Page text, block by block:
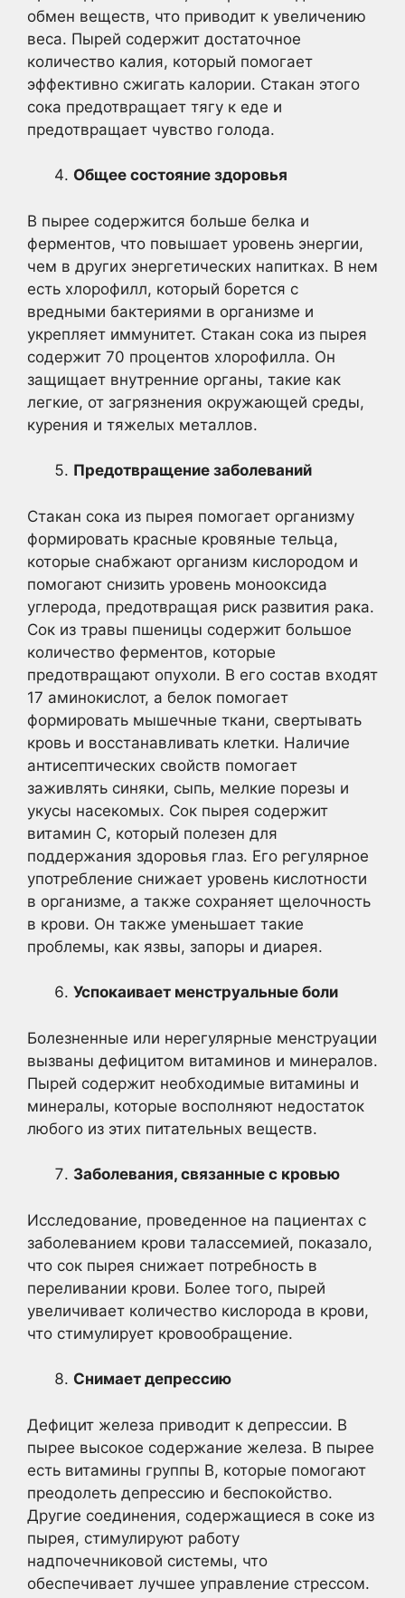
обмен веществ, что приводит к увеличению
веса. Пырей содержит достаточное
количество калия, который помогает
эффективно сжигать калории. Стакан этого
сока предотвращает тягу к еде и
предотвращает чувство голода.
Общее состояние здоровья
В пырее содержится больше белка и
ферментов, что повышает уровень энергии,
чем в других энергетических напитках. В нем
есть хлорофилл, который борется с
вредными бактериями в организме и
укрепляет иммунитет. Стакан сока из пырея
содержит 70 процентов хлорофилла. Он
защищает внутренние органы, такие как
легкие, от загрязнения окружающей среды,
курения и тяжелых металлов.
Предотвращение заболеваний
Стакан сока из пырея помогает организму
формировать красные кровяные тельца,
которые снабжают организм кислородом и
помогают снизить уровень монооксида
углерода, предотвращая риск развития рака.
Сок из травы пшеницы содержит большое
количество ферментов, которые
предотвращают опухоли. В его состав входят
17 аминокислот, а белок помогает
формировать мышечные ткани, свертывать
кровь и восстанавливать клетки. Наличие
антисептических свойств помогает
заживлять синяки, сыпь, мелкие порезы и
укусы насекомых. Сок пырея содержит
витамин С, который полезен для
поддержания здоровья глаз. Его регулярное
употребление снижает уровень кислотности
в организме, а также сохраняет щелочность
в крови. Он также уменьшает такие
проблемы, как язвы, запоры и диарея.
Успокаивает менструальные боли
Болезненные или нерегулярные менструации
вызваны дефицитом витаминов и минералов.
Пырей содержит необходимые витамины и
минералы, которые восполняют недостаток
любого из этих питательных веществ.
Заболевания, связанные с кровью
Исследование, проведенное на пациентах с
заболеванием крови талассемией, показало,
что сок пырея снижает потребность в
переливании крови. Более того, пырей
увеличивает количество кислорода в крови,
что стимулирует кровообращение.
Снимает депрессию
Дефицит железа приводит к депрессии. В
пырее высокое содержание железа. В пырее
есть витамины группы В, которые помогают
преодолеть депрессию и беспокойство.
Другие соединения, содержащиеся в соке из
пырея, стимулируют работу
надпочечниковой системы, что
обеспечивает лучшее управление стрессом.